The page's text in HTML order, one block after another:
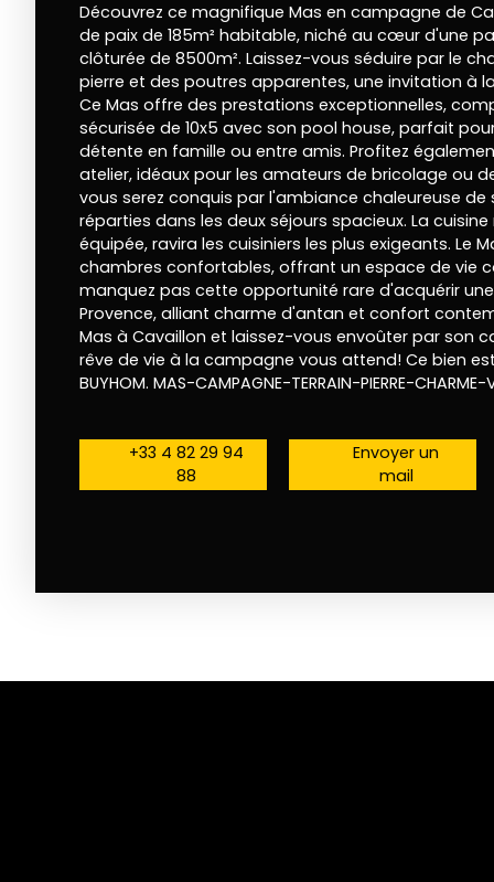
Découvrez ce magnifique Mas en campagne de
de paix de 185m² habitable, niché au cœur d'une
clôturée de 8500m². Laissez-vous séduire par le
pierre et des poutres apparentes, une invitation à
Ce Mas offre des prestations exceptionnelles,
sécurisée de 10x5 avec son pool house, parfait
détente en famille ou entre amis. Profitez
atelier, idéaux pour les amateurs de bricolage ou
vous serez conquis par l'ambiance chaleureuse de
réparties dans les deux séjours spacieux. La
équipée, ravira les cuisiniers les plus exigeants. Le
chambres confortables, offrant un espace de vie
manquez pas cette opportunité rare d'acquérir
Provence, alliant charme d'antan et confort
Mas à Cavaillon et laissez-vous envoûter par son
rêve de vie à la campagne vous attend! Ce bien
BUYHOM. MAS-CAMPAGNE-TERRAIN-PIERRE-CHARME-
+33 4 82 29 94
88
Envoyer un
mail